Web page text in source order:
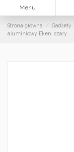
Menu
Strona główna Gadżety
aluminiowy Eken, szary